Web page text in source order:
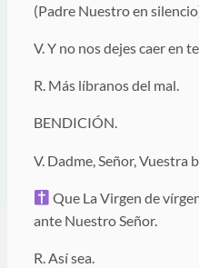
(Padre Nuestro en
V. Y no nos dejes caer en
R. Más líbranos del mal.
BENDICIÓN.
V. Dadme, Señor, Vuestra
Que La Virgen de
ante Nuestro Señor.
R. Así sea.